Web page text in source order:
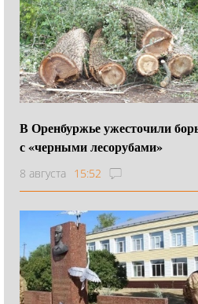
В Оренбуржье ужесточили
с «черными лесорубами»
8 августа 15:52